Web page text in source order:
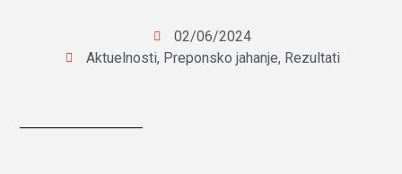
02/06/2024
Aktuelnosti, Preponsko jahanje, Rezultati